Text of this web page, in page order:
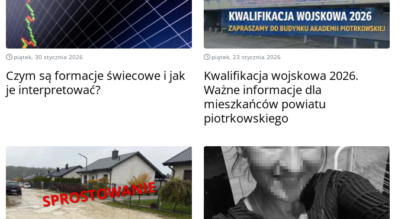
piątek, 30 stycznia 2026
Czym są formacje świecowe i jak
je interpretować?
piątek, 23 stycznia 2026
Kwalifikacja wojskowa 2026.
Ważne informacje dla
mieszkańców powiatu
piotrkowskiego